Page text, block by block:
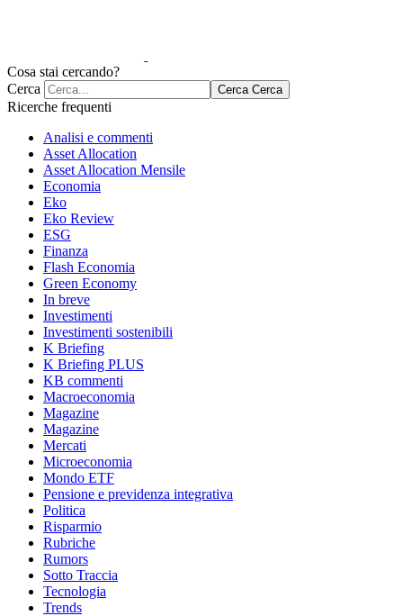
Cosa stai cercando?
Cerca
Cerca Cerca
Ricerche frequenti
Analisi e commenti
Asset Allocation
Asset Allocation Mensile
Economia
Eko
Eko Review
ESG
Finanza
Flash Economia
Green Economy
In breve
Investimenti
Investimenti sostenibili
K Briefing
K Briefing PLUS
KB commenti
Macroeconomia
Magazine
Magazine
Mercati
Microeconomia
Mondo ETF
Pensione e previdenza integrativa
Politica
Risparmio
Rubriche
Rumors
Sotto Traccia
Tecnologia
Trends